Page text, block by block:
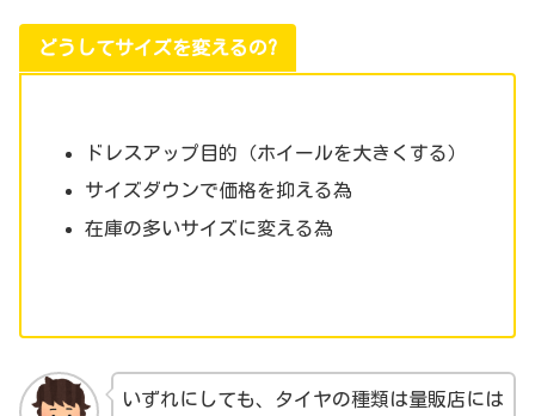
どうしてサイズを変えるの?
ドレスアップ目的（ホイールを大きくする）
サイズダウンで価格を抑える為
在庫の多いサイズに変える為
いずれにしても、タイヤの種類は量販店には